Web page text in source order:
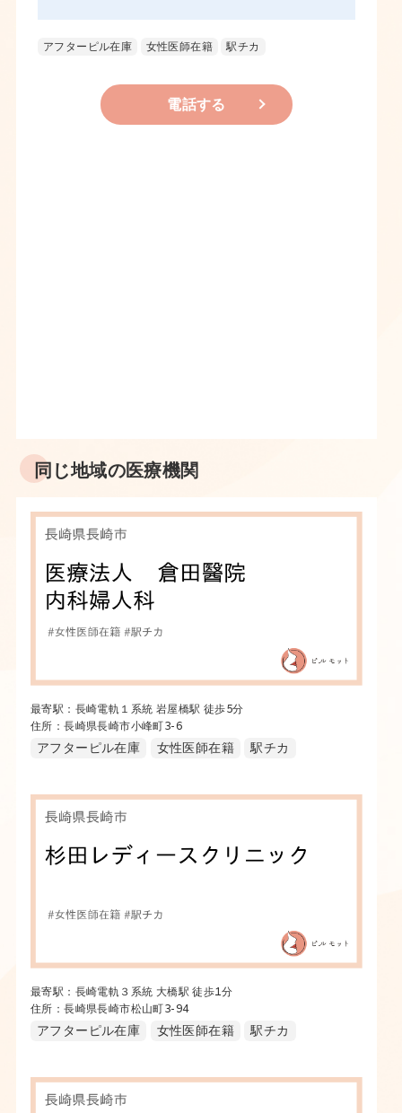
アフターピル在庫 女性医師在籍 駅チカ
電話する
同じ地域の医療機関
最寄駅：長崎電軌１系統 岩屋橋駅 徒歩5分
住所：長崎県長崎市小峰町3-6
アフターピル在庫 女性医師在籍 駅チカ
最寄駅：長崎電軌３系統 大橋駅 徒歩1分
住所：長崎県長崎市松山町3-94
アフターピル在庫 女性医師在籍 駅チカ